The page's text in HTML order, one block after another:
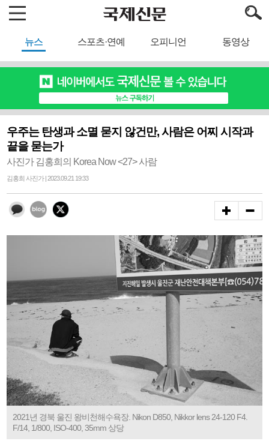
뉴스 스포츠·연예 오피니언 동영상
우주는 탄생과 소멸 묻지 않건만, 사람은 어찌 시작과
끝을 묻는가
사진가 김홍희의 Korea Now <27> 사람
김홍희 사진가 | 2023.09.21 19:33
2021년 경북 울진 왕비천해수욕장. Nikon D850, Nikkor lens 24-120 F4.
F/14, 1/800, ISO-400, 35mm 상당